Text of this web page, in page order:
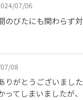
07/06
のびたにも関わらず
08
がとうございました
ってしまいましたが